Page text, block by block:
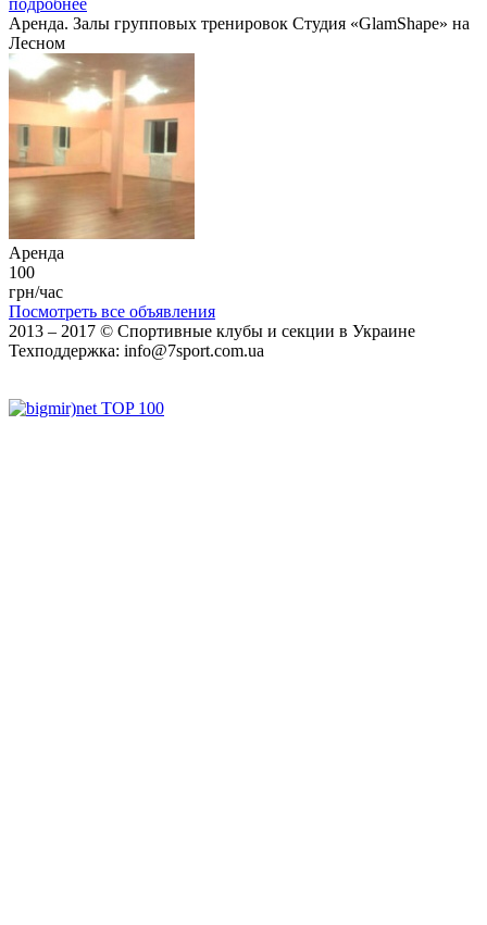
Аренда. Залы групповых тренировок Студия «GlamShape» на
Лесном
Аренда
100
грн/час
Посмотреть все объявления
2013 ‒ 2017 © Спортивные клубы и секции в Украине
Техподдержка: info@7sport.com.ua